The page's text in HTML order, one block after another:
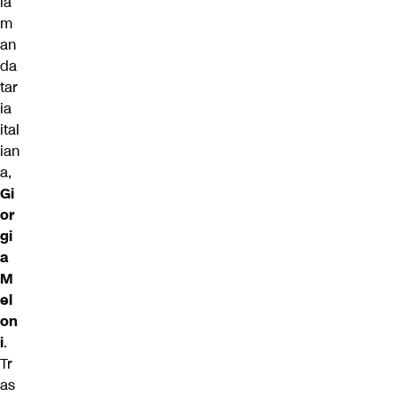
m
an
da
tar
ia
ital
ian
a,
Gi
or
gi
a
M
el
on
i.
Tr
as